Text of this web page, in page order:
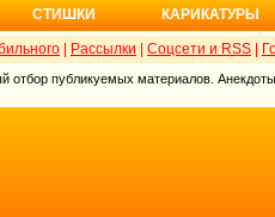
СТИШКИ КАРИКАТУРЫ
Рассылки Соцсети и RSS
отбор публикуемых материалов.